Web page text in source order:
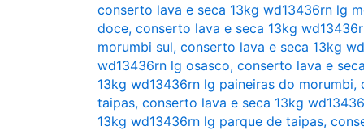
conserto lava e seca 13kg wd13436rn lg
doce, conserto lava e seca 13kg
morumbi sul, conserto lava e seca 13kg
wd13436rn lg osasco, conserto lava e
13kg wd13436rn lg paineiras do morumbi,
taipas, conserto lava e seca 13kg
13kg wd13436rn lg parque de taipas,